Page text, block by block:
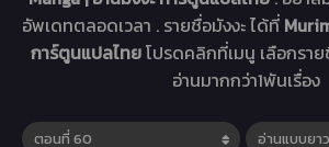
อัพเดทตลอดเวลา . รายชื่อมังงะ ได้ที่
การ์ตูนแปลไทยโปรดคลิกที่เมนู เลือกรา
อ่านมากกว่า1พันเรื่อง